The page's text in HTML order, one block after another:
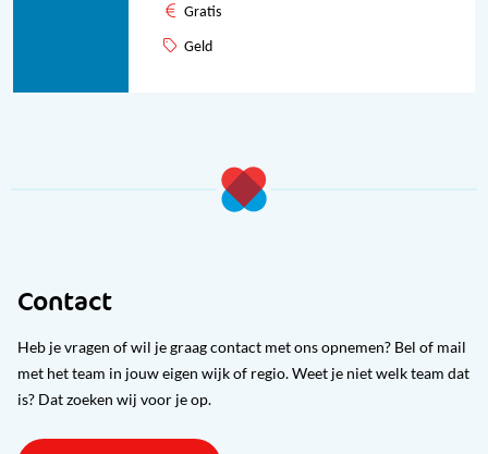
Gratis
Geld
Contact
Heb je vragen of wil je graag contact met ons opnemen? Bel of mail
met het team in jouw eigen wijk of regio. Weet je niet welk team dat
is? Dat zoeken wij voor je op.